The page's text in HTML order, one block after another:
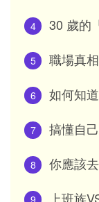
4 30 歲的
5 職場真
6 如何知
7 搞懂自
8 你應該
上班族